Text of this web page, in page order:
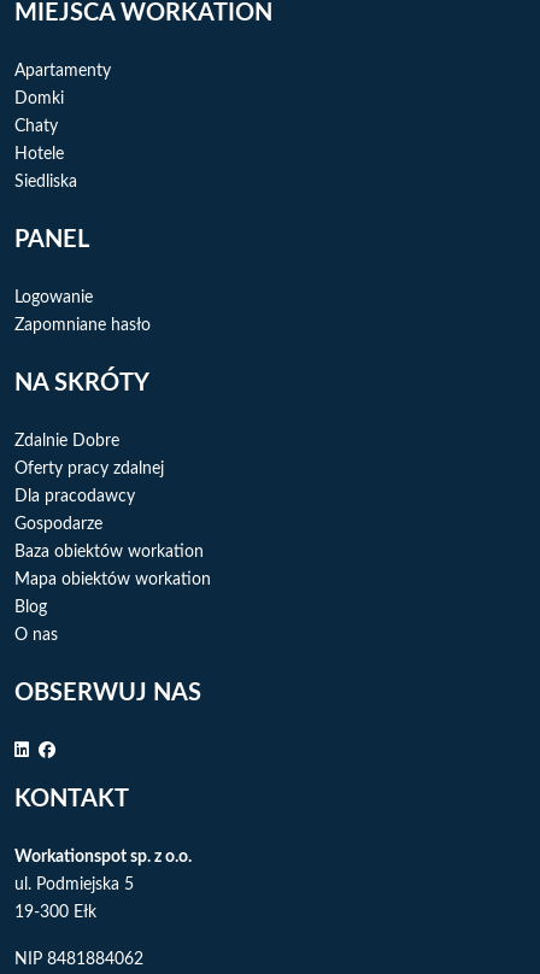
MIEJSCA WORKATION
Apartamenty
Domki
Chaty
Hotele
Siedliska
PANEL
Logowanie
Zapomniane hasło
NA SKRÓTY
Zdalnie Dobre
Oferty pracy zdalnej
Dla pracodawcy
Gospodarze
Baza obiektów workation
Mapa obiektów workation
Blog
O nas
OBSERWUJ NAS
KONTAKT
Workationspot sp. z o.o.
ul. Podmiejska 5
19-300 Ełk
NIP 8481884062